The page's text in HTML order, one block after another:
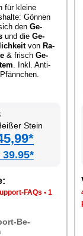
für klei­ne
Gön­nen
den Ge­
und die Ge­
von Ra­
& frisch Ge­
. Inkl. An­ti­
Stein
FAQs • 1
Be­